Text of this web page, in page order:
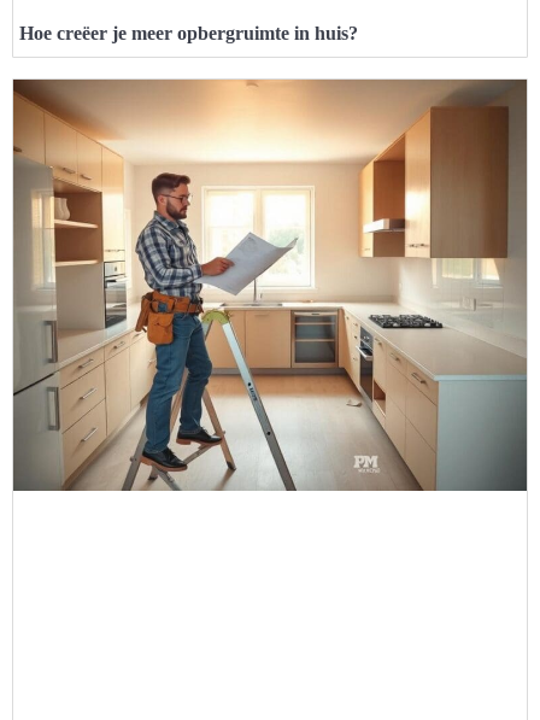
Hoe creëer je meer opbergruimte in huis?